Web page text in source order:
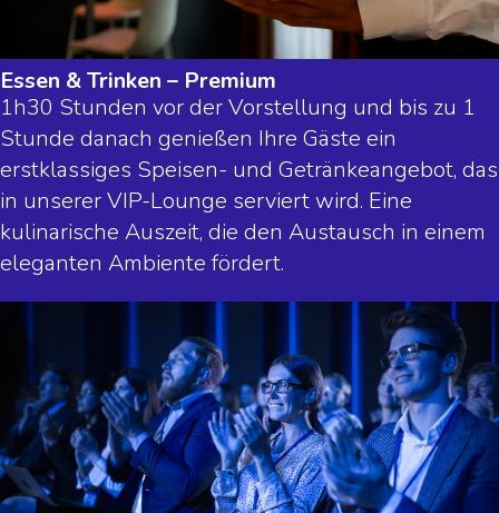
Essen & Trinken – Premium
1h30 Stunden vor der Vorstellung und bis zu 1
Stunde danach genießen Ihre Gäste ein
erstklassiges Speisen- und Getränkeangebot, das
in unserer VIP-Lounge serviert wird. Eine
kulinarische Auszeit, die den Austausch in einem
eleganten Ambiente fördert.